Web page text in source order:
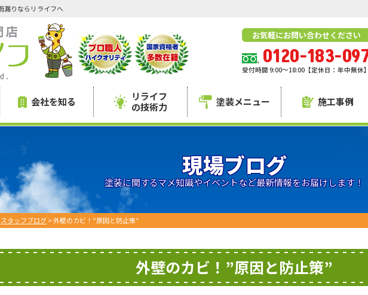
漏りならリライフへ
お気軽にお問い合わせください
0120-183-
受付時間 9:00～18:00【定休日：年中無休
会社を知る
リライフ
の技術力
塗装メニュー 施工事例
現場ブログ
塗装に関するマメ知識やイベントなど最新情報をお届けします！
スタッフブログ>外壁のカビ！”原因と防止策”
外壁のカビ！”原因と防止策”